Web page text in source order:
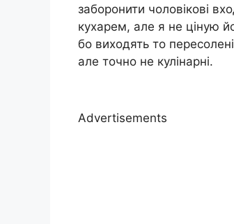
заборонити чоловікові
кухарем, але я не ціную
бо виходять то
але точно не кулінарні.
Advertisements